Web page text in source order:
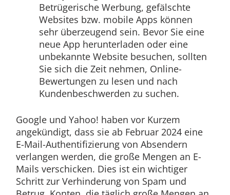
Betrügerische Werbung, gefälschte
Websites bzw. mobile Apps können
sehr überzeugend sein. Bevor Sie eine
neue App herunterladen oder eine
unbekannte Website besuchen, sollten
Sie sich die Zeit nehmen, Online-
Bewertungen zu lesen und nach
Kundenbeschwerden zu suchen.
Google und Yahoo! haben vor Kurzem
angekündigt, dass sie ab Februar 2024 eine
E-Mail-Authentifizierung von Absendern
verlangen werden, die große Mengen an E-
Mails verschicken. Dies ist ein wichtiger
Schritt zur Verhinderung von Spam und